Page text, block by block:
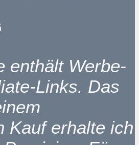
enthält Werbe-
Links. Das
Kauf erhalte ich